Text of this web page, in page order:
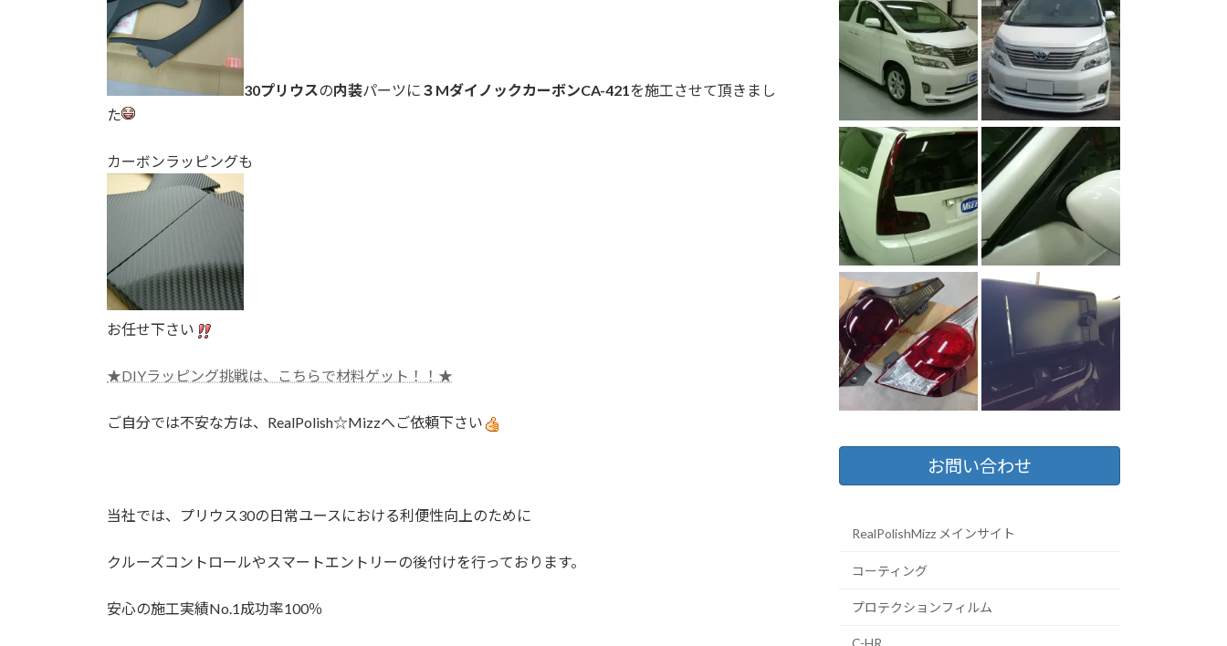
30プリウスの内装パーツに ３MダイノックカーボンCA-421 を施工させて頂きまし
た
カーボンラッピングも
お任せ下さい
★DIYラッピング挑戦は、こちらで材料ゲット！！★
ご自分では不安な方は、RealPolish☆Mizzへご依頼下さい
当社では、プリウス30の日常ユースにおける利便性向上のために
クルーズコントロールやスマートエントリーの後付けを行っております。
安心の施工実績No.1成功率100％
お問い合わせ
RealPolishMizz メインサイト
コーティング
プロテクションフィルム
C-HR